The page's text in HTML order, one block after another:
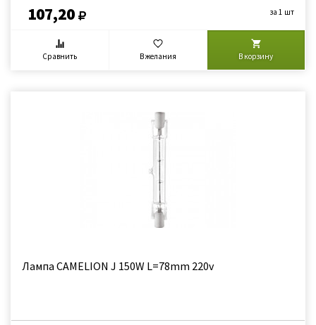
107,20 за 1 шт
Сравнить В желания В корзину
Лампа CAMELION J 150W L=78mm 220v